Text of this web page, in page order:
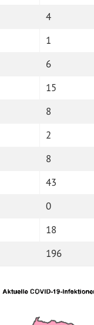
4
1
6
15
8
2
8
43
0
18
196